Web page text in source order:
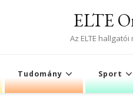
ELTE
Az ELTE
Tudomány Sport